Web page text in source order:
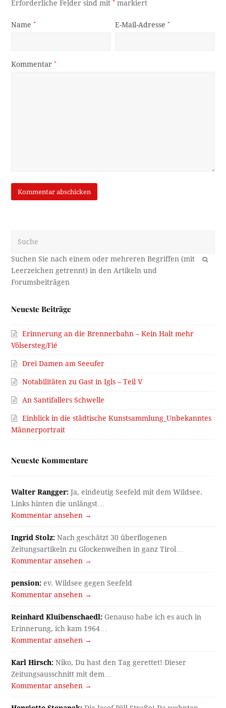
Erforderliche Felder sind mit* markiert
Name* E-Mail-Adresse*
Kommentar*
OK
Neueste Beiträge
Erinnerung an die Brennerbahn – Kein Halt mehr
Völsersteg/Fié
Drei Damen am Seeufer
Notabilitäten zu Gast in Igls – Teil V
An Santifallers Schwelle
Einblick in die städtische Kunstsammlung_Unbekanntes
Männerportrait
Neueste Kommentare
Walter Rangger: Ja, eindeutig Seefeld mit dem Wildsee.
Links hinten die unlängst…
Kommentar ansehen →
Ingrid Stolz: Nach geschätzt 30 überflogenen
Zeitungsartikeln zu Glockenweihen in ganz Tirol…
Kommentar ansehen →
pension: ev. Wildsee gegen Seefeld
Kommentar ansehen →
Reinhard Kluibenschaedl: Genauso habe ich es auch in
Erinnerung, ich kam 1964…
Kommentar ansehen →
Karl Hirsch: Niko, Du hast den Tag gerettet! Dieser
Zeitungsausschnitt mit dem…
Kommentar ansehen →